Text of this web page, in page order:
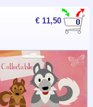
€ 11,50